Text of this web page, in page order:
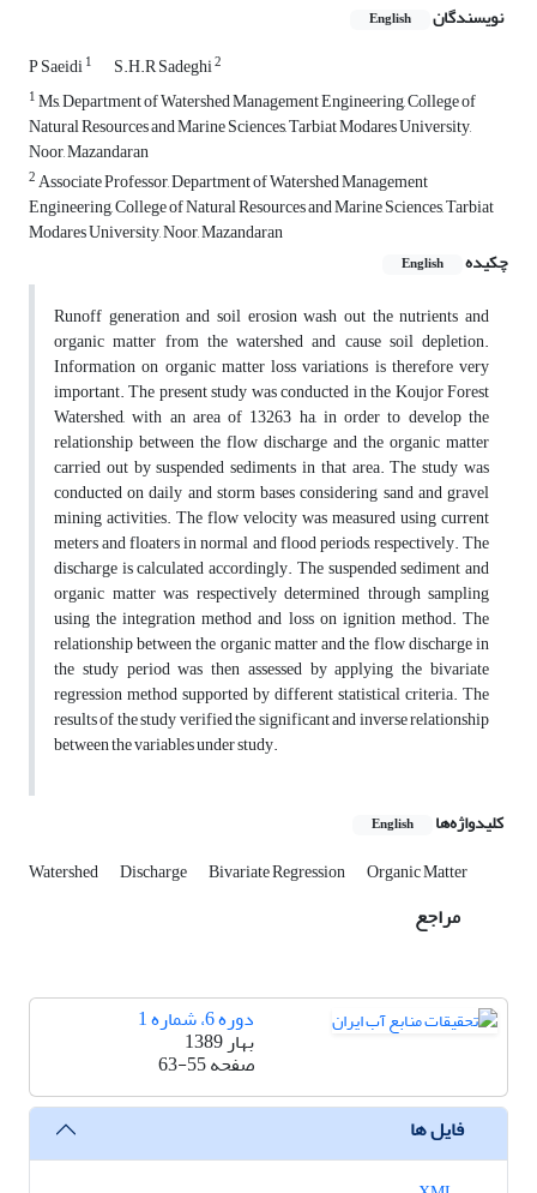
نویسندگان English
P Saeidi1 S.H.R Sadeghi2
1Ms, Department of Watershed Management Engineering, College of
Natural Resources and Marine Sciences, Tarbiat Modares University,
Noor, Mazandaran
2Associate Professor, Department of Watershed Management
Engineering, College of Natural Resources and Marine Sciences, Tarbiat
Modares University, Noor, Mazandaran
چکیده
English
Runoff generation and soil erosion wash out the nutrients and
organic matter from the watershed and cause soil depletion.
Information on organic matter loss variations is therefore very
important. The present study was conducted in the Koujor Forest
Watershed, with an area of 13263 ha, in order to develop the
relationship between the flow discharge and the organic matter
carried out by suspended sediments in that area. The study was
conducted on daily and storm bases considering sand and gravel
mining activities. The flow velocity was measured using current
meters and floaters in normal and flood periods, respectively. The
discharge is calculated accordingly. The suspended sediment and
organic matter was respectively determined through sampling
using the integration method and loss on ignition method. The
relationship between the organic matter and the flow discharge in
the study period was then assessed by applying the bivariate
regression method supported by different statistical criteria. The
results of the study verified the significant and inverse relationship
between the variables under study.
کلیدواژه‌ها English
Watershed Discharge Bivariate Regression Organic Matter
مراجع
دوره 6، شماره 1
بهار 1389
صفحه63-55
فایل ها